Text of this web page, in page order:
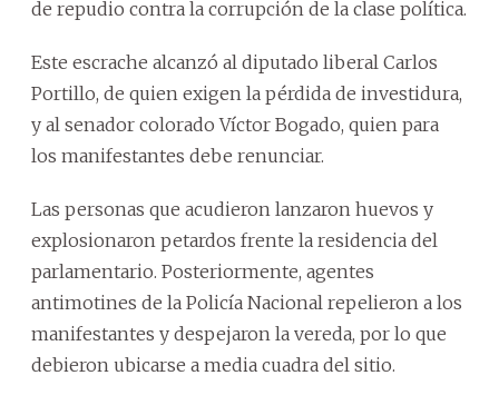
de repudio contra la corrupción de la clase política.
Este escrache alcanzó al diputado liberal Carlos
Portillo, de quien exigen la pérdida de investidura,
y al senador colorado Víctor Bogado, quien para
los manifestantes debe renunciar.
Las personas que acudieron lanzaron huevos y
explosionaron petardos frente la residencia del
parlamentario. Posteriormente, agentes
antimotines de la Policía Nacional repelieron a los
manifestantes y despejaron la vereda, por lo que
debieron ubicarse a media cuadra del sitio.